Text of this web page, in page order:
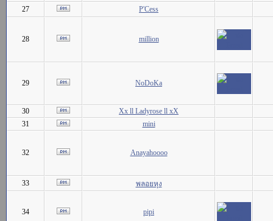
27
P'Cess
28 million
29 NoDoKa
30
Xx ll Ladyrose ll xX
31
mini
32 Anayahoooo
33 พลอยหุง
34 pipi